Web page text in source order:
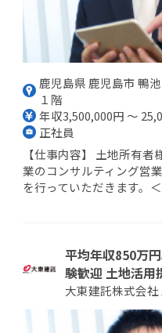
鹿児島県 鹿児島市 鴨
１階
年収3,500,000円 ～
正社員
【仕事内容】 土地所有
業のコンサルティング営
を行っていただきます。
平均年収850万
験歓迎 土地活用
大東建託株式会